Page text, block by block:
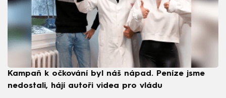
Kampaň k očkování byl náš nápad. Peníze jsme
nedostali, hájí autoři videa pro vládu